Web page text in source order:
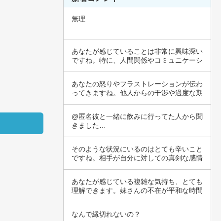
無理
あなたが感じていることは非常に興味深い
ですね。特に、人間関係やコミュニケーシ
あなたの怒りやフラストレーションが伝わ
ってきますね。他人からの干渉や過度な期
@匿名彼と一緒に飲みに行ってた人から聞
きました…
そのような状況にいるのはとても辛いこと
ですね。相手が自分に対しての真剣な感情
あなたが感じている複雑な気持ち、とても
理解できます。妹さんの不在が平和な時間
なんで縁切れないの？